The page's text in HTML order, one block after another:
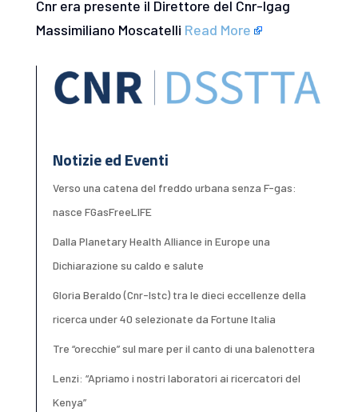
Cnr era presente il Direttore del Cnr-Igag
Massimiliano Moscatelli Read More
Notizie ed Eventi
Verso una catena del freddo urbana senza F-gas:
nasce FGasFreeLIFE
Dalla Planetary Health Alliance in Europe una
Dichiarazione su caldo e salute
Gloria Beraldo (Cnr-Istc) tra le dieci eccellenze della
ricerca under 40 selezionate da Fortune Italia
Tre “orecchie” sul mare per il canto di una balenottera
Lenzi: “Apriamo i nostri laboratori ai ricercatori del
Kenya”